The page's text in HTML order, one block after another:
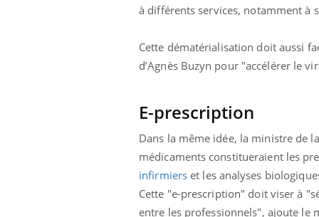
à différents services, notamment à
Cette dématérialisation doit aussi
d’Agnès Buzyn pour "accélérer le
E-prescription
Dans la même idée, la ministre de
médicaments constitueraient les
infirmiers et les analyses
Cette "e-prescription" doit viser à
entre les professionnels", ajoute le
Carence en fer : comprendre pour
Youtube
Fatigue, irritabilité, brouillard mental ou
même alopécie… Les symptômes de la
En